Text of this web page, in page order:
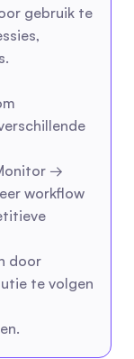
gebruik te
→
workflow
door
te volgen